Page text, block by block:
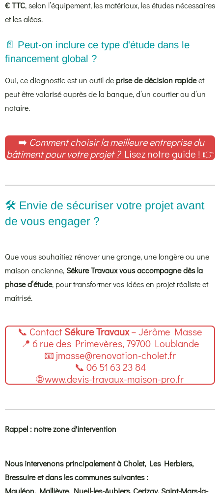
€ TTC, selon l’équipement, les matériaux, les études nécessaires
et les aléas.
📄 Peut-on inclure ce type d'étude dans le
financement global ?
Oui, ce diagnostic est un outil de prise de décision rapideet
peut être valorisé auprès de la banque, d’un courtier ou d’un
notaire.
➡️ Comment choisir la meilleure entreprise du
bâtiment pour votre projet ? Lisez notre guide ! 👉
🛠️ Envie de sécuriser votre projet avant
de vous engager ?
Que vous souhaitiez rénover une grange, une longère ou une
maison ancienne,Sékure Travaux vous accompagne dès la
phase d’étude, pour transformer vos idées en projet réaliste et
maîtrisé.
📞 ContactSékure Travaux– Jérôme Masse
📍 6 rue des Primevères, 79700 Loublande
📧 jmasse@renovation-cholet.fr
📞 06 51 63 23 84
🌐 www.devis-travaux-maison-pro.fr
Rappel : notre zone d'intervention
Nous intervenons principalement à Cholet, Les Herbiers,
Bressuire et dans les communes suivantes :
Mauléon, Mallièvre, Nueil-les-Aubiers, Cerizay, Saint-Mars-la-